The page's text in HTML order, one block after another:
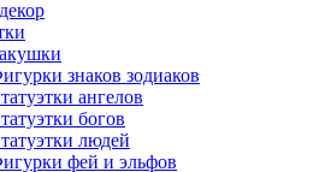
знаков зодиаков
ангелов
богов
людей
фей и эльфов